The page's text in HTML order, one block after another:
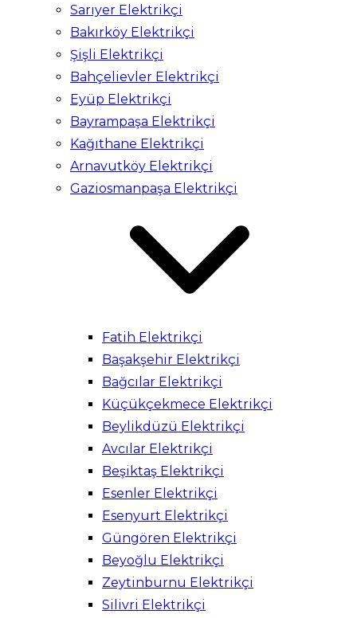
Sarıyer Elektrikçi
Bakırköy Elektrikçi
Şişli Elektrikçi
Bahçelievler Elektrikçi
Eyüp Elektrikçi
Bayrampaşa Elektrikçi
Kağıthane Elektrikçi
Arnavutköy Elektrikçi
Gaziosmanpaşa Elektrikçi
Fatih Elektrikçi
Başakşehir Elektrikçi
Bağcılar Elektrikçi
Küçükçekmece Elektrikçi
Beylikdüzü Elektrikçi
Avcılar Elektrikçi
Beşiktaş Elektrikçi
Esenler Elektrikçi
Esenyurt Elektrikçi
Güngören Elektrikçi
Beyoğlu Elektrikçi
Zeytinburnu Elektrikçi
Silivri Elektrikçi